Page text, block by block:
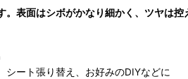
。表面はシボがかなり細かく、ツヤは控
ート張り替え、お好みのDIYなどに